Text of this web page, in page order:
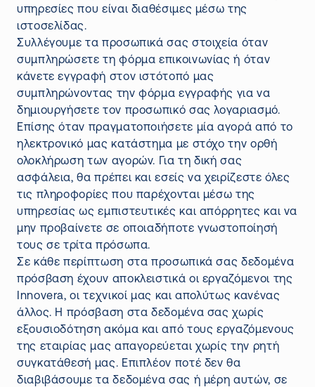
υπηρεσίες που είναι διαθέσιμες μέσω της
ιστοσελίδας.
Συλλέγουμε τα προσωπικά σας στοιχεία όταν
συμπληρώσετε τη φόρμα επικοινωνίας ή όταν
κάνετε εγγραφή στον ιστότοπό μας
συμπληρώνοντας την φόρμα εγγραφής για να
δημιουργήσετε τον προσωπικό σας λογαριασμό.
Επίσης όταν πραγματοποιήσετε μία αγορά από το
ηλεκτρονικό μας κατάστημα με στόχο την ορθή
ολοκλήρωση των αγορών. Για τη δική σας
ασφάλεια, θα πρέπει και εσείς να χειρίζεστε όλες
τις πληροφορίες που παρέχονται μέσω της
υπηρεσίας ως εμπιστευτικές και απόρρητες και να
μην προβαίνετε σε οποιαδήποτε γνωστοποίησή
τους σε τρίτα πρόσωπα.
Σε κάθε περίπτωση στα προσωπικά σας δεδομένα
πρόσβαση έχουν αποκλειστικά οι εργαζόμενοι της
Innovera, οι τεχνικοί μας και απολύτως κανένας
άλλος. Η πρόσβαση στα δεδομένα σας χωρίς
εξουσιοδότηση ακόμα και από τους εργαζόμενους
της εταιρίας μας απαγορεύεται χωρίς την ρητή
συγκατάθεσή μας. Επιπλέον ποτέ δεν θα
διαβιβάσουμε τα δεδομένα σας ή μέρη αυτών, σε